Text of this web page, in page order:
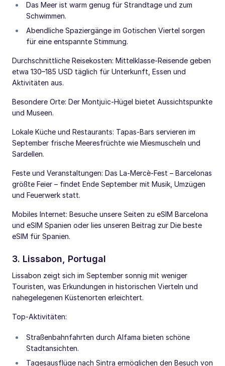
Das Meer ist warm genug für Strandtage und zum
Schwimmen.
Abendliche Spaziergänge im Gotischen Viertel sorgen
für eine entspannte Stimmung.
Durchschnittliche Reisekosten: Mittelklasse-Reisende geben
etwa 130–185 USD täglich für Unterkunft, Essen und
Aktivitäten aus.
Besondere Orte: Der Montjuïc-Hügel bietet Aussichtspunkte
und Museen.
Lokale Küche und Restaurants: Tapas-Bars servieren im
September frische Meeresfrüchte wie Miesmuscheln und
Sardellen.
Feste und Veranstaltungen: Das La-Mercè-Fest – Barcelonas
größte Feier – findet Ende September mit Musik, Umzügen
und Feuerwerk statt.
Mobiles Internet: Besuche unsere Seiten zu eSIM Barcelona
und eSIM Spanien oder lies unseren Beitrag zur Die beste
eSIM für Spanien.
3. Lissabon, Portugal
Lissabon zeigt sich im September sonnig mit weniger
Touristen, was Erkundungen in historischen Vierteln und
nahegelegenen Küstenorten erleichtert.
Top-Aktivitäten:
Straßenbahnfahrten durch Alfama bieten schöne
Stadtansichten.
Tagesausflüge nach Sintra ermöglichen den Besuch von